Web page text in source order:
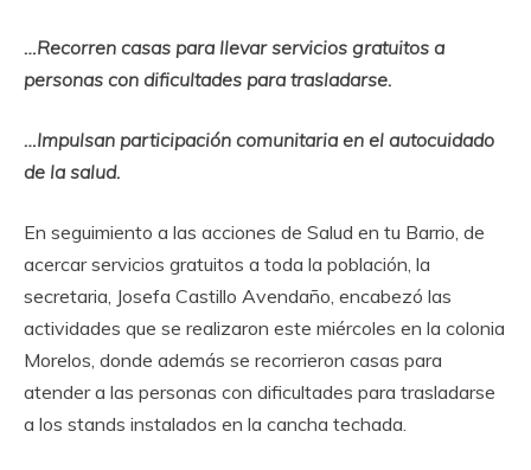
…Recorren casas para llevar servicios gratuitos a
personas con dificultades para trasladarse.
…Impulsan participación comunitaria en el autocuidado
de la salud.
En seguimiento a las acciones de Salud en tu Barrio, de
acercar servicios gratuitos a toda la población, la
secretaria, Josefa Castillo Avendaño, encabezó las
actividades que se realizaron este miércoles en la colonia
Morelos, donde además se recorrieron casas para
atender a las personas con dificultades para trasladarse
a los stands instalados en la cancha techada.